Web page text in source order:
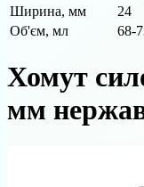
Ширина, мм
24
Об'єм, мл
68-
Хомут
мм